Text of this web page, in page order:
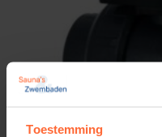
Toestemming